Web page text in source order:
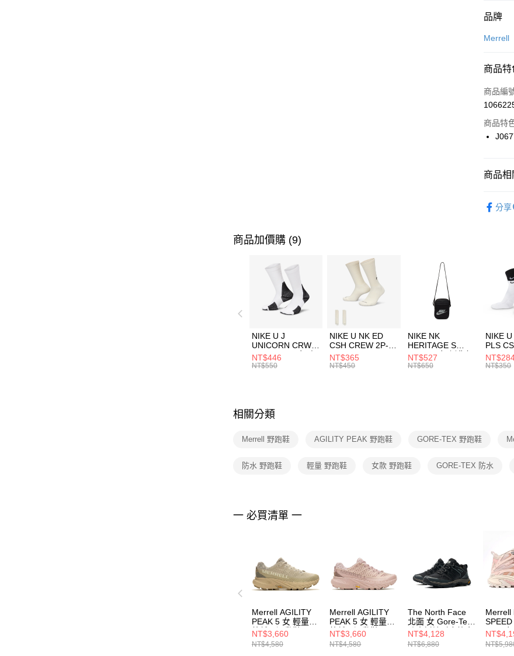
付款方
信用卡
合作
華南
上海
國泰
聯邦
台新
LINE
Apple
【關於
３．安
【「
１．
付」結
２．
３．
／ATM
※ 請注
絡購買
先享後
１．
交易
２．關
５．
形，
動。
每筆
每筆
付款後
每筆
品牌
Merrell
商品特
商品編
商品特
商品相
分享
商品加價購 (9)
NIKE U J
UNICORN CRW
1PR -160 男女 中
統襪 FZ3393100
NT$446
NT$550
NIKE U NK ED
CSH CREW 2P-
144 EMBRDY 男
女 短統襪
NT$365
NT$450
NIKE NK
HERITAGE S
SMIT 男女 側背包
BA5871010
NT$527
NT$650
NIKE
PLS
144
襪
NT$350
相關分類
Merrell 野跑鞋 AGILITY PEAK 野跑鞋 GORE-TEX 野跑鞋
防水 野跑鞋 輕量 野跑鞋 女款 野跑鞋 GORE-TEX 防水
一 必買清單 一
Merrell AGILITY
PEAK 5 女 輕量戶
外越野運動鞋
J067802
NT$3,660
NT$4,580
Merrell AGILITY
PEAK 5 女 輕量戶
外越野運動鞋
J068262
NT$3,660
NT$4,580
The North Face
北面 女 Gore-Tex
防水抓地耐磨徒步
鞋 NF0A8AABKT0
NT$4,128
NT$6,880
Merrell
GTX 女
鞋